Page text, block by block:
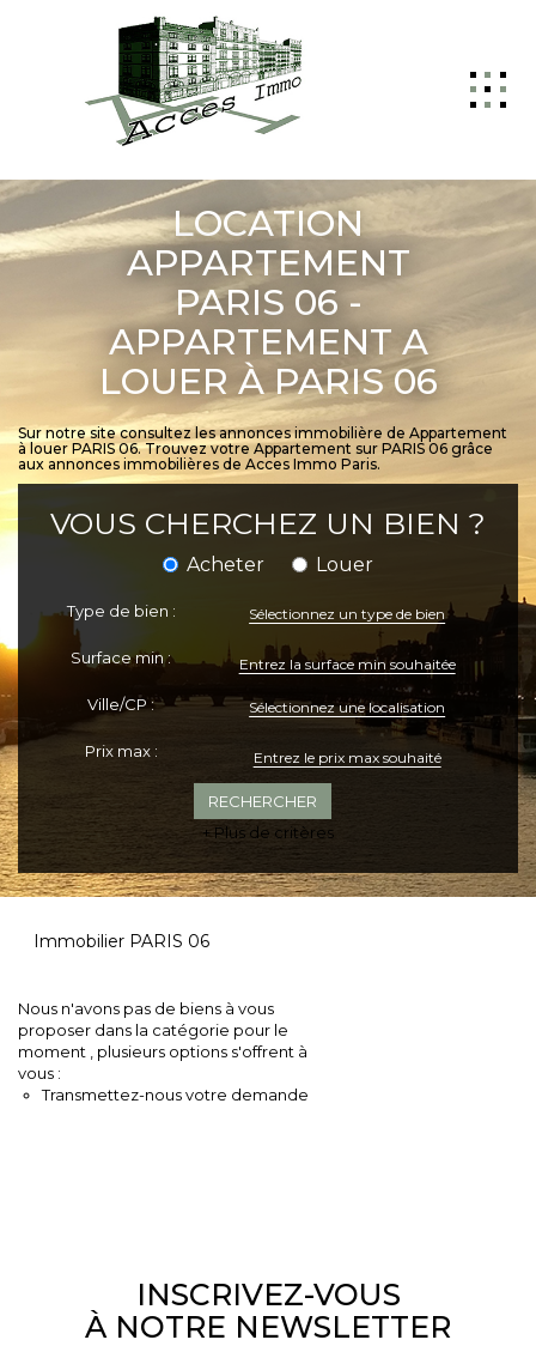
ACCUEIL
GESTION
VENTE
LOCATION
NOTRE AGENCE
NOUS CONTACTER
LOCATION
APPARTEMENT
PARIS 06 -
APPARTEMENT A
LOUER À PARIS 06
Sur notre site consultez les annonces immobilière de Appartement
à louer PARIS 06. Trouvez votre Appartement sur PARIS 06 grâce
aux annonces immobilières de Acces Immo Paris.
VOUS CHERCHEZ UN BIEN ?
Acheter Louer
Type de bien : Sélectionnez un type de bien
Surface min :
Ville/CP : Sélectionnez une localisation
Prix max :
+ Plus de critères
Immobilier PARIS 06
Nous n'avons pas de biens à vous
proposer dans la catégorie pour le
moment , plusieurs options s'offrent à
vous :
Transmettez-nous votre demande
INSCRIVEZ-VOUS
À NOTRE NEWSLETTER